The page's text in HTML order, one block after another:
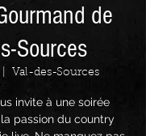
de
Sources
|
Val-des-Sources
invite à une soirée
passion du country